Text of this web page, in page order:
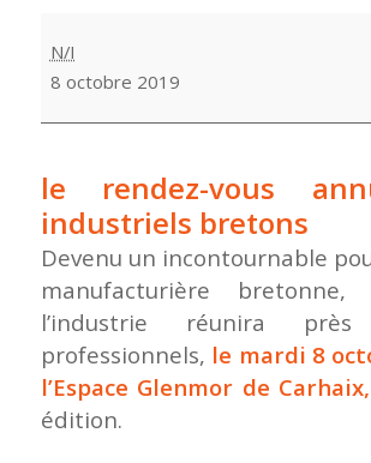
de
l'industrie
(29)
N/I
8 octobre 2019
le rendez-vous
industriels bretons
Devenu un incontournable
manufacturière bretonne,
l’industrie réunira
professionnels, le mardi 8
l’Espace Glenmor de Carhaix,
édition.